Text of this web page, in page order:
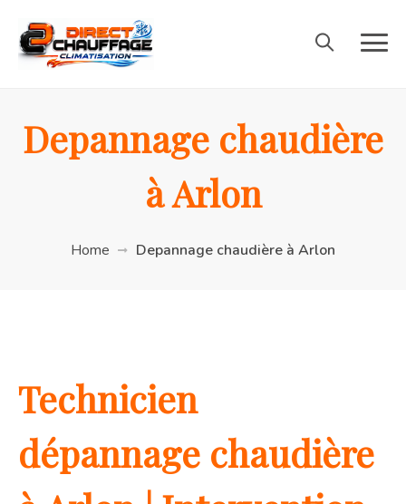
Depannage chaudière
à Arlon
Home Depannage chaudière à Arlon
Technicien
dépannage chaudière